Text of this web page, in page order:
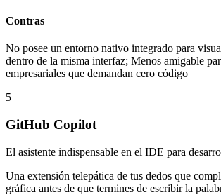
Contras
No posee un entorno nativo integrado para
dentro de la misma interfaz; Menos amigable
empresariales que demandan cero código
5
GitHub Copilot
El asistente indispensable en el IDE para
Una extensión telepática de tus dedos que
gráfica antes de que termines de escribir la